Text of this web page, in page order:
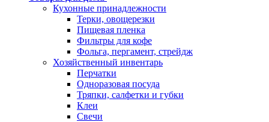
Кухонные принадлежности
Терки, овощерезки
Пищевая пленка
Фильтры для кофе
Фольга, пергамент, стрейдж
Хозяйственный инвентарь
Перчатки
Одноразовая посуда
Тряпки, салфетки и губки
Клеи
Свечи